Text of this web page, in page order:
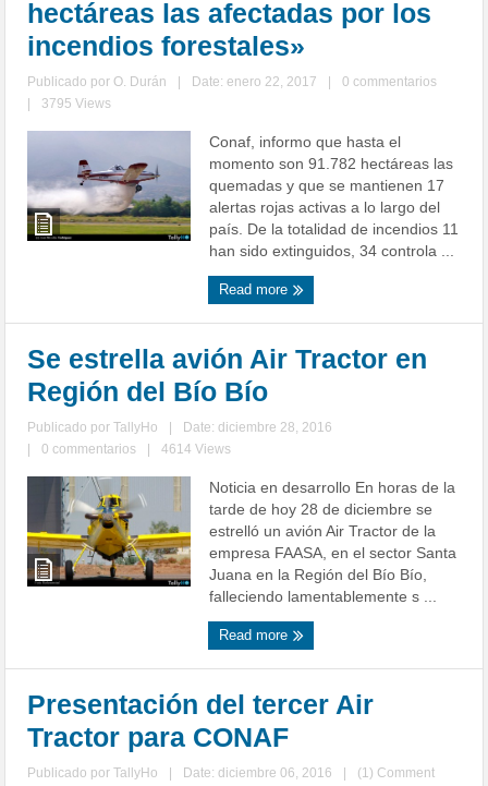
hectáreas las afectadas por los
incendios forestales»
Publicado porO. Durán Date: enero 22, 2017
0 commentarios
3795 Views
Conaf, informo que hasta el
momento son 91.782 hectáreas las
quemadas y que se mantienen 17
alertas rojas activas a lo largo del
país. De la totalidad de incendios 11
han sido extinguidos, 34 controla ...
Read more
Se estrella avión Air Tractor en
Región del Bío Bío
Publicado porTallyHo
Date: diciembre 28, 2016
0 commentarios 4614 Views
Noticia en desarrollo En horas de la
tarde de hoy 28 de diciembre se
estrelló un avión Air Tractor de la
empresa FAASA, en el sector Santa
Juana en la Región del Bío Bío,
falleciendo lamentablemente s ...
Read more
Presentación del tercer Air
Tractor para CONAF
Publicado porTallyHo Date: diciembre 06, 2016
(1) Comment